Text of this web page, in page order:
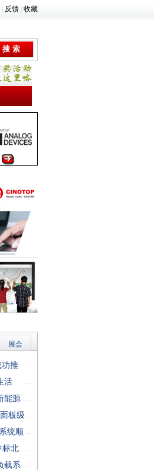
反馈 收藏
展会
...
推
品扩展...
活
...
能源
...
板级
激光应...
统顺
...
标北
...
载系